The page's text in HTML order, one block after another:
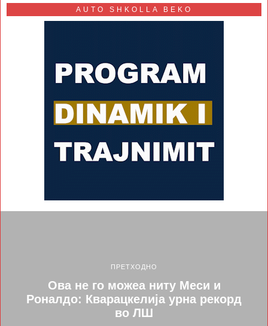
AUTO SHKOLLA BEKO
ПРЕТХОДНО
Ова не го можеа ниту Меси и
Роналдо: Кварацкелија урна рекорд
во ЛШ